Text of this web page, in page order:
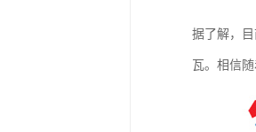
据了解，
瓦。相信